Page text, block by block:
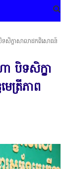
សិក្ខាសាលាដកពិសោធន៍
បិទសិក្ខា
ត្រីភាព